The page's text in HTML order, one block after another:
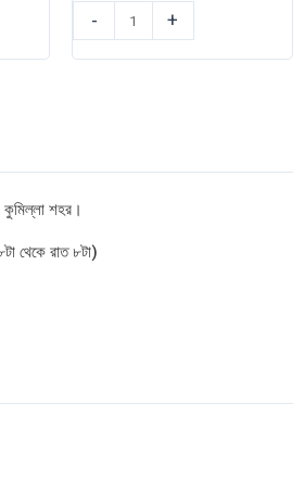
-
হোয়াইট
বোর্ড
+
কুমিল্লা শহর।
থেকে রাত ৮টা)